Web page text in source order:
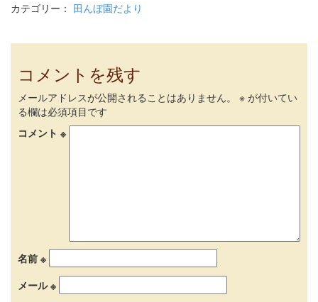
カテゴリー： 田んぼ園だより
コメントを残す
メールアドレスが公開されることはありません。 ※ が付いてい
る欄は必須項目です
コメント ※
名前 ※
メール※